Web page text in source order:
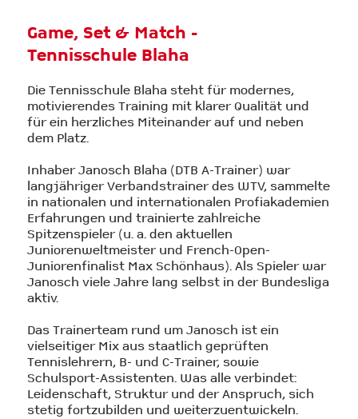
Game, Set & Match -
Tennisschule Blaha
Die Tennisschule Blaha steht für modernes,
motivierendes Training mit klarer Qualität und
für ein herzliches Miteinander auf und neben
dem Platz.
Inhaber Janosch Blaha (DTB A-Trainer) war
langjähriger Verbandstrainer des WTV, sammelte
in nationalen und internationalen Profiakademien
Erfahrungen und trainierte zahlreiche
Spitzenspieler (u. a. den aktuellen
Juniorenweltmeister und French-Open-
Juniorenfinalist Max Schönhaus). Als Spieler war
Janosch viele Jahre lang selbst in der Bundesliga
aktiv.
Das Trainerteam rund um Janosch ist ein
vielseitiger Mix aus staatlich geprüften
Tennislehrern, B- und C-Trainer, sowie
Schulsport-Assistenten. Was alle verbindet:
Leidenschaft, Struktur und der Anspruch, sich
stetig fortzubilden und weiterzuentwickeln.